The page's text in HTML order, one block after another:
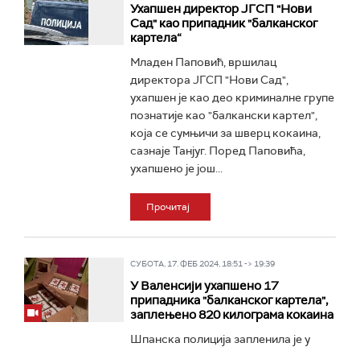
Ухапшен директор ЈГСП "Нови
Сад" као припадник "балканског
картела“
Младен Паповић, вршилац
директора ЈГСП "Нови Сад",
ухапшен је као део криминалне групе
познатије као "балкански картел",
која се сумњичи за шверц кокаина,
сазнаје Танјуг. Поред Паповића,
ухапшено је још...
Прочитај
СУБОТА, 17. ФЕБ 2024, 18:51 -> 19:39
У Валенсији ухапшено 17
припадника "балканског картела",
заплењено 820 килограма кокаина
Шпанска полиција запленила је у